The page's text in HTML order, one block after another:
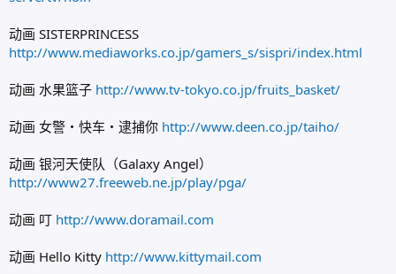
动画 SISTERPRINCESS
http://www.mediaworks.co.jp/gamers_s/sispri/index.html
动画 水果篮子 http://www.tv-tokyo.co.jp/fruits_basket/
动画 女警・快车・逮捕你 http://www.deen.co.jp/taiho/
动画 银河天使队（Galaxy Angel）
http://www27.freeweb.ne.jp/play/pga/
动画 叮 http://www.doramail.com
动画 Hello Kitty http://www.kittymail.com